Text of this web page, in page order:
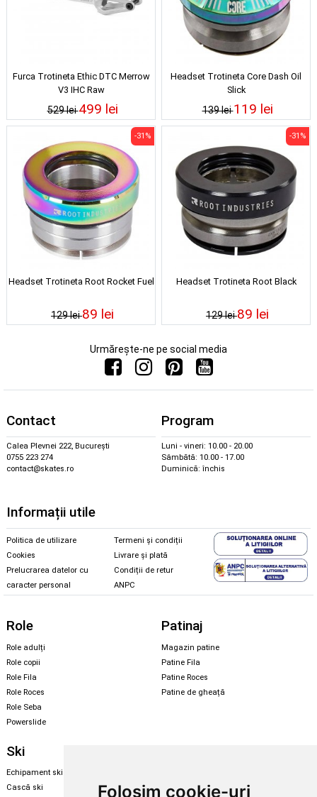
Folosim cookie-uri
Furca Trotineta Ethic DTC Merrow
V3 IHC Raw
529 lei499 lei
Headset Trotineta Core Dash Oil
Slick
139 lei119 lei
Headset Trotineta Root Rocket Fuel
129 lei
-31%
89 lei
Headset Trotineta Root Black
129 lei
-31%
89 lei
Urmărește-ne pe social media
Contact
Calea Plevnei 222, București
0755 223 274
contact@skates.ro
Program
Luni - vineri: 10.00 - 20.00
Sâmbătă: 10.00 - 17.00
Duminică: închis
Informații utile
Politica de utilizare
Cookies
Prelucrarea datelor cu
caracter personal
Termeni și condiții
Livrare și plată
Condiții de retur
ANPC
Role
Role adulți
Role copii
Role Fila
Role Roces
Role Seba
Powerslide
Patinaj
Magazin patine
Patine Fila
Patine Roces
Patine de gheață
Ski
Echipament ski
Cască ski
Echipament snowboard